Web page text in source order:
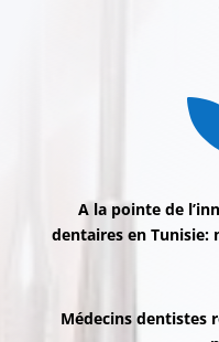
A la pointe de
dentaires en
Médecins dentistes